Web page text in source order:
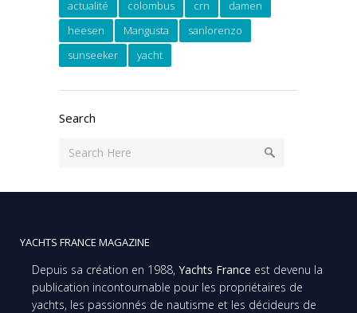
actualité colombus crn
damen
heesen
Mangusta
sanlorenzo
sunseeker
yacht
Search
YACHTS FRANCE MAGAZINE
Depuis sa création en 1988, Yachts France est devenu la
publication incontournable pour les propriétaires de
yachts, les passionnés de nautisme et les décideurs de